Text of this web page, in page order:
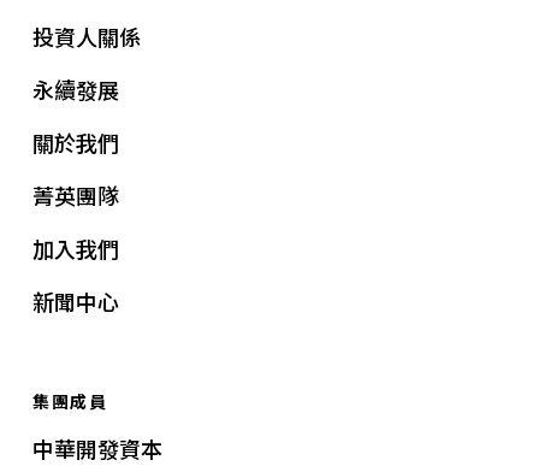
投資人關係
永續發展
關於我們
菁英團隊
加入我們
新聞中心
集團成員
中華開發資本